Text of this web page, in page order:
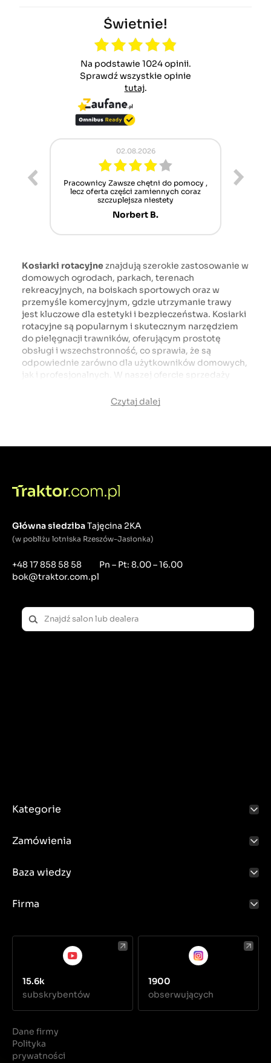
Świetnie!
Na podstawie 1024 opinii.
Sprawdź wszystkie opinie
tutaj.
02.08.2026
Pracownicy Zawsze chętni do pomocy ,
lecz oferta części zamiennych coraz
szczuplejsza niestety
Norbert B.
Kosiarki rotacyjneznajdują szerokie zastosowanie w
domowych ogrodach, parkach, terenach
rekreacyjnych, na boiskach sportowych oraz w
przemyśle komercyjnym, gdzie utrzymanie trawy
jest kluczowe dla estetyki i bezpieczeństwa. Kosiarki
rotacyjne są popularnym i skutecznym narzędziem
do pielęgnacji trawników, oferującym prostotę
obsługi i wszechstronność, co sprawia, że są
odpowiednie zarówno dla użytkowników domowych,
jak i profesjonalnych. W naszej ofercie sprzedaży
marek jak: 4FARMER, Lisicki, TRX oraz WIRAX.
Czytaj dalej
Główna siedzibaTajęcina 2KA
(w pobliżu lotniska Rzeszów-Jasionka)
+48 17 858 58 58
bok@traktor.com.pl
Pn – Pt: 8.00 – 16.00
Kategorie
Zamówienia
Baza wiedzy
Firma
15.6k
subskrybentów
1900
obserwujących
Dane firmy
Polityka
prywatności